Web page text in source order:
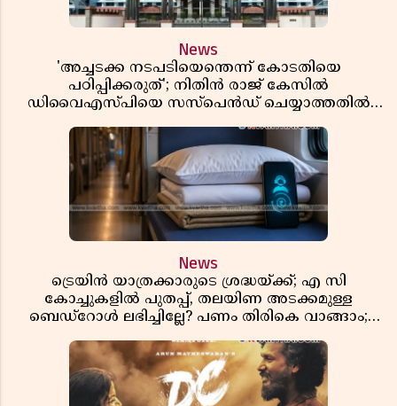
News
'അച്ചടക്ക നടപടിയെന്തെന്ന് കോടതിയെ
പഠിപ്പിക്കരുത്'; നിതിൻ രാജ് കേസിൽ
ഡിവൈഎസ്പിയെ സസ്പെൻഡ് ചെയ്യാത്തതിൽ
News
ട്രെയിൻ യാത്രക്കാരുടെ ശ്രദ്ധയ്ക്ക്; എ സി
കോച്ചുകളിൽ പുതപ്പ്, തലയിണ അടക്കമുള്ള
ബെഡ്റോൾ ലഭിച്ചില്ലേ? പണം തിരികെ വാങ്ങാം;